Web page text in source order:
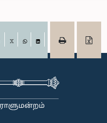
Facebook